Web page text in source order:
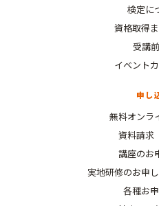
検定に
資格取得
受講
イベント
申し
無料オンラ
資料請求
講座のお
実地研修のお申
各種お